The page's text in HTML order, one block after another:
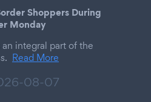
Shoppers During
Monday
integral part of the
Read More
08-07